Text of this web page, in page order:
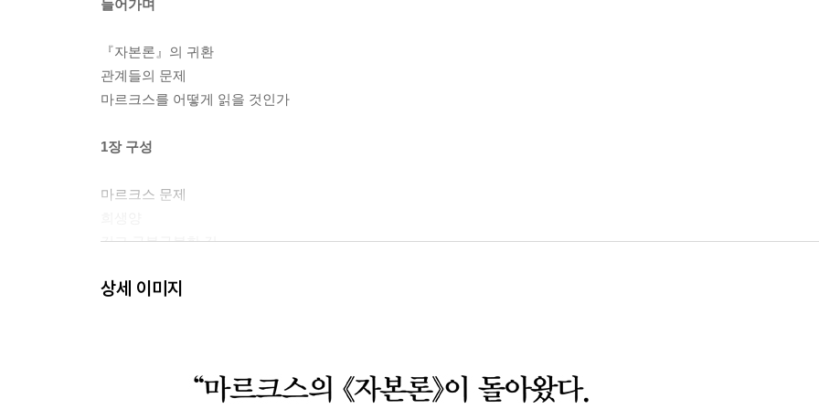
들어가며
『자본론』의 귀환
관계들의 문제
마르크스를 어떻게 읽을 것인가
1장 구성
마르크스 문제
길고 구불구불한 길
마르크스의 문제 상황
상세 이미지